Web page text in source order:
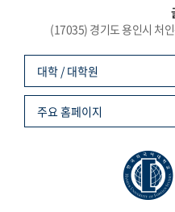
(17035) 경기도 용인시 처
대학 / 대학원
주요 홈페이지